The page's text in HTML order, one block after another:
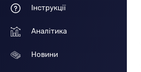
Інструкції
Аналітика
Новини